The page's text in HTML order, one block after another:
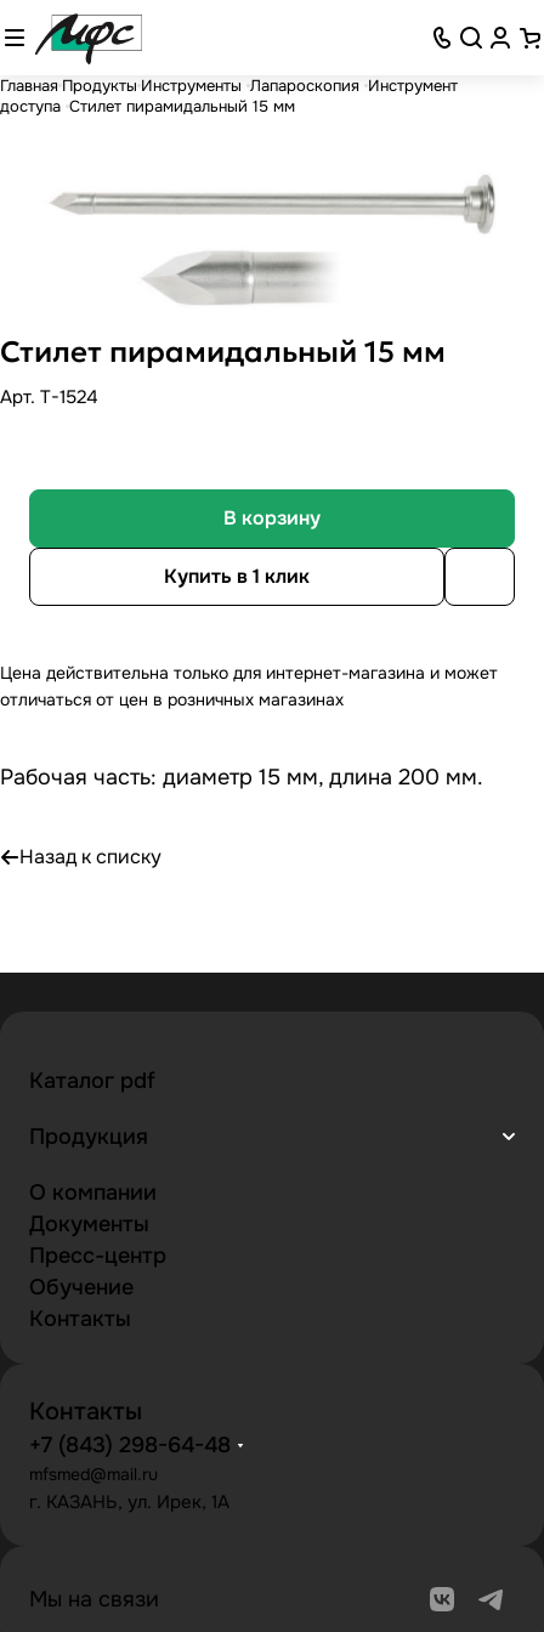
Главная Продукты Инструменты Лапароскопия Инструмент
доступа Стилет пирамидальный 15 мм
Стилет пирамидальный 15 мм
Арт. T-1524
В корзину
Купить в 1 клик
Цена действительна только для интернет-магазина и может
отличаться от цен в розничных магазинах
Рабочая часть: диаметр 15 мм, длина 200 мм.
Назад к списку
Каталог pdf
Продукция
О компании
Документы
Пресс-центр
Обучение
Контакты
Контакты
+7 (843) 298-64-48
mfsmed@mail.ru
г. КАЗАНЬ, ул. Ирек, 1А
Мы на связи